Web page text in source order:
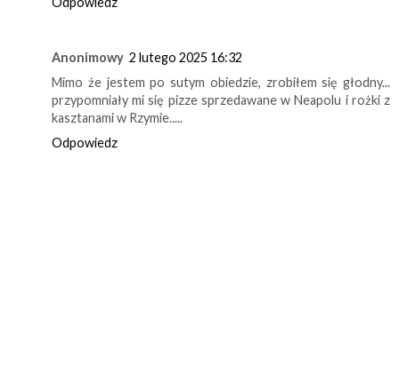
Anonimowy 2 lutego 2025 16:32
Mimo że jestem po sutym obiedzie, zrobiłem się głodny...
przypomniały mi się pizze sprzedawane w Neapolu i rożki z
kasztanami w Rzymie.....
Odpowiedz